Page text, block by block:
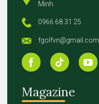
Minh
0966 68 31 25
fgolfvn@gmail.com
Magazine